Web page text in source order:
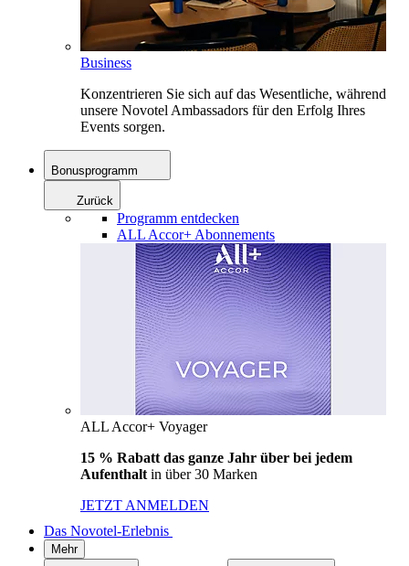
Business
Konzentrieren Sie sich auf das Wesentliche, während
unsere Novotel Ambassadors für den Erfolg Ihres
Events sorgen.
Bonusprogramm
Zurück
Programm entdecken
ALL Accor+ Abonnements
ALL Accor+ Voyager
15 % Rabatt das ganze Jahr über bei jedem
Aufenthalt in über 30 Marken
JETZT ANMELDEN
Das Novotel-Erlebnis
Mehr